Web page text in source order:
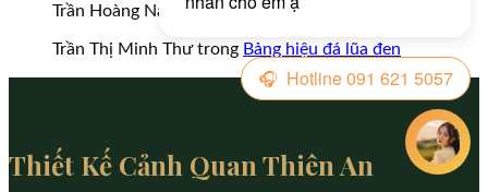
Trần Hoàng Nam trongĐá tai mèo non bộ > 50cm
Trần Thị Minh Thưtrong Bảng hiệu đá lũa đen
Thiết Kế Cảnh Quan Thiên An